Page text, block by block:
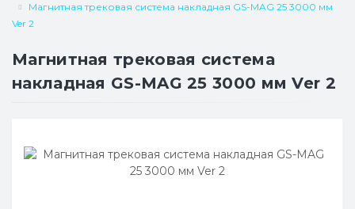
Магнитная трековая система накладная GS-MAG 25 3000 мм
Ver 2
Магнитная трековая система
накладная GS-MAG 25 3000 мм Ver 2